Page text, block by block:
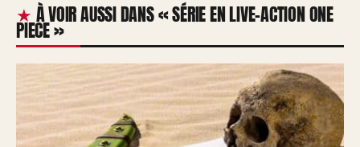
À VOIR AUSSI DANS « SÉRIE EN LIVE-ACTION ONE
PIECE »